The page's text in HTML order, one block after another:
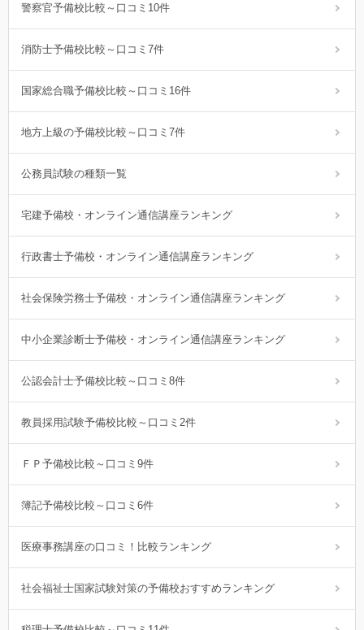
警察官予備校比較～口コミ10件
消防士予備校比較～口コミ7件
国家総合職予備校比較～口コミ16件
地方上級の予備校比較～口コミ7件
公務員試験の種類一覧
宅建予備校・オンライン通信講座ランキング
行政書士予備校・オンライン通信講座ランキング
社会保険労務士予備校・オンライン通信講座ランキング
中小企業診断士予備校・オンライン通信講座ランキング
公認会計士予備校比較～口コミ8件
教員採用試験予備校比較～口コミ2件
ＦＰ予備校比較～口コミ9件
簿記予備校比較～口コミ6件
医療事務講座の口コミ！比較ランキング
社会福祉士国家試験対策の予備校おすすめランキング